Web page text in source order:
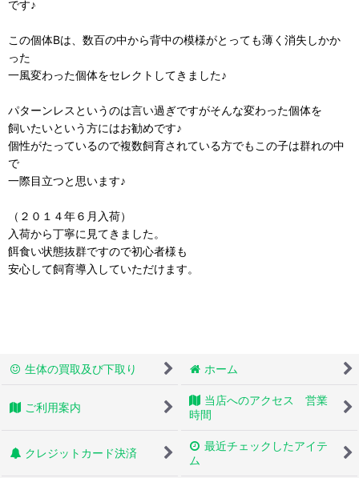
です♪
この個体Bは、数百の中から背中の模様がとっても薄く消失しかか
った
一風変わった個体をセレクトしてきました♪
パターンレスというのは言い過ぎですがそんな変わった個体を
飼いたいという方にはお勧めです♪
個性がたっているので複数飼育されている方でもこの子は群れの中
で
一際目立つと思います♪
（２０１４年６月入荷）
入荷から丁寧に見てきました。
餌食い状態抜群ですので初心者様も
安心して飼育導入していただけます。
生体の買取及び下取り ホーム
ご利用案内
当店へのアクセス 営業
時間
クレジットカード決済
最近チェックしたアイテ
ム